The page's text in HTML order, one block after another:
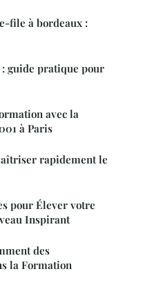
file à bordeaux :
guide pratique pour
avec la
à Paris
rapidement le
pour Élever votre
Inspirant
des
la Formation